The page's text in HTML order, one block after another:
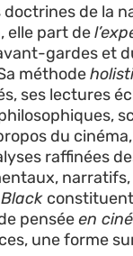
doctrines de la
elle part de
gardes et
méthode
ses lectures
du
raffinées
narratifs,
penséeen
une forme